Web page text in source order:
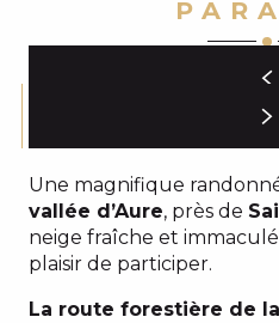
Une magnifique
vallée d’Aure, près de
neige fraîche et
plaisir de participer.
La route forestière de